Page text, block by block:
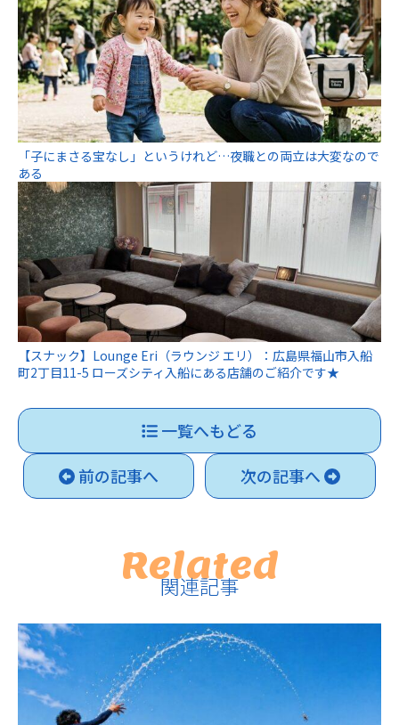
「子にまさる宝なし」というけれど…夜職との両立は大変なので
ある
【スナック】Lounge Eri（ラウンジ エリ）：広島県福山市入船
町2丁目11-5 ローズシティ入船にある店舗のご紹介です★
一覧へもどる
前の記事へ
次の記事へ
Related
関連記事